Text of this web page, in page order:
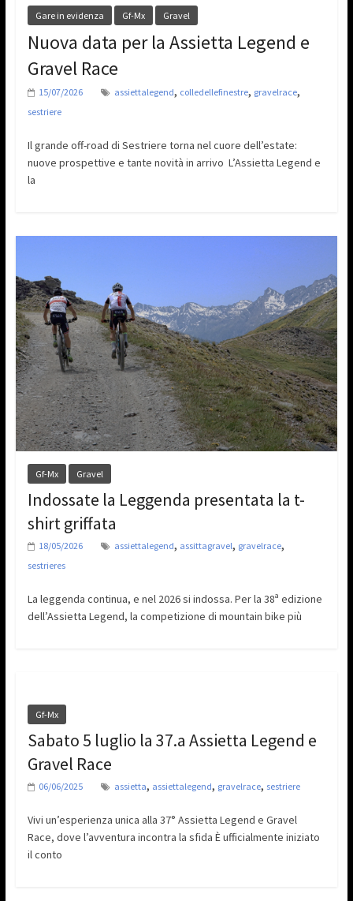
Gare in evidenza Gf-Mx Gravel
Nuova data per la Assietta Legend e
Gravel Race
15/07/2026 assiettalegend, colledellefinestre, gravelrace,
sestriere
Il grande off-road di Sestriere torna nel cuore dell’estate:
nuove prospettive e tante novità in arrivo L’Assietta Legend e
la
Gf-Mx Gravel
Indossate la Leggenda presentata la t-
shirt griffata
18/05/2026 assiettalegend, assittagravel, gravelrace,
sestrieres
La leggenda continua, e nel 2026 si indossa. Per la 38ª edizione
dell’Assietta Legend, la competizione di mountain bike più
Gf-Mx
Sabato 5 luglio la 37.a Assietta Legend e
Gravel Race
06/06/2025 assietta, assiettalegend, gravelrace, sestriere
Vivi un’esperienza unica alla 37° Assietta Legend e Gravel
Race, dove l’avventura incontra la sfida È ufficialmente iniziato
il conto